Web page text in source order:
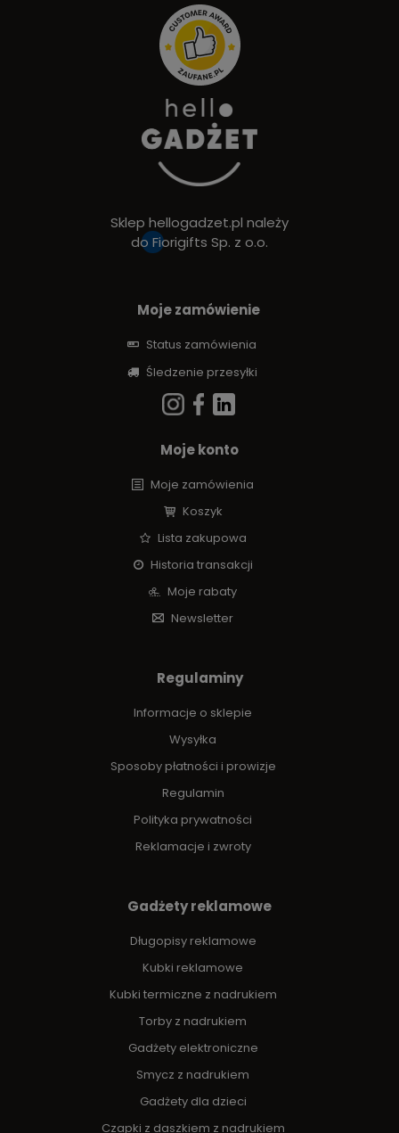
Sklep hellogadzet.pl należy
do Fiorigifts Sp. z o.o.
Moje zamówienie
Status zamówienia
Śledzenie przesyłki
Moje konto
Moje zamówienia
Koszyk
Lista zakupowa
Historia transakcji
Moje rabaty
Newsletter
Regulaminy
Informacje o sklepie
Wysyłka
Sposoby płatności i prowizje
Regulamin
Polityka prywatności
Reklamacje i zwroty
Gadżety reklamowe
Długopisy reklamowe
Kubki reklamowe
Kubki termiczne z nadrukiem
Torby z nadrukiem
Gadżety elektroniczne
Smycz z nadrukiem
Gadżety dla dzieci
Czapki z daszkiem z nadrukiem